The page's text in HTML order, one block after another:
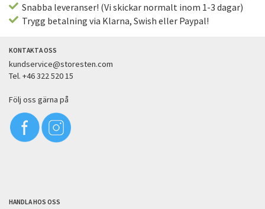
Snabba leveranser! (Vi skickar normalt inom 1-3 dagar)
Trygg betalning via Klarna, Swish eller Paypal!
KONTAKTA OSS
kundservice@storesten.com
Tel. +46 322 520 15
Följ oss gärna på
HANDLA HOS OSS